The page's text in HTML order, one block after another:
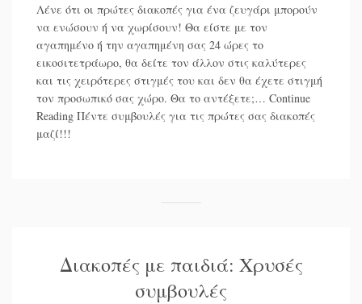
Λένε ότι οι πρώτες διακοπές για ένα ζευγάρι μπορούν
να ενώσουν ή να χωρίσουν! Θα είστε με τον
αγαπημένο ή την αγαπημένη σας 24 ώρες το
εικοσιτετράωρο, θα δείτε τον άλλον στις καλύτερες
και τις χειρότερες στιγμές του και δεν θα έχετε στιγμή
τον προσωπικό σας χώρο. Θα το αντέξετε;… Continue
Reading Πέντε συμβουλές για τις πρώτες σας διακοπές
μαζί!!!
Διακοπές με παιδιά: Χρυσές
συμβουλές